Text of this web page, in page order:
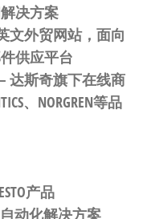
决方案
文外贸网站，面向
供应平台
– 达斯奇旗下在线商
、NORGREN等品
产品
动化解决方案